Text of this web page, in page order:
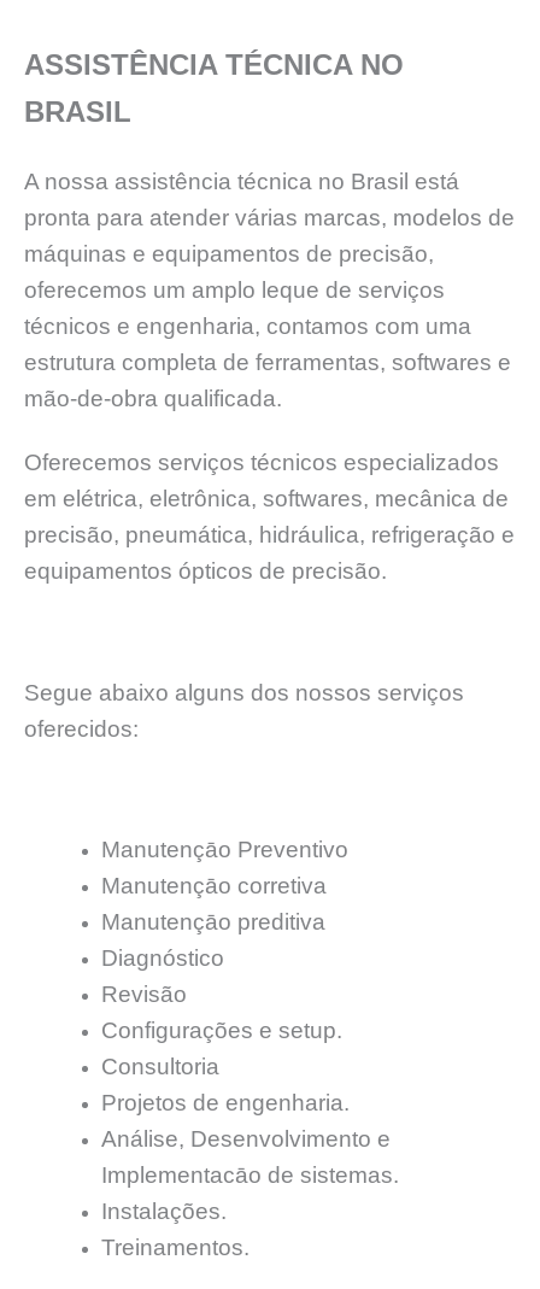
ASSISTÊNCIA TÉCNICA NO
BRASIL
A nossa assistência técnica no Brasil está
pronta para atender várias marcas, modelos de
máquinas e equipamentos de precisão,
oferecemos um amplo leque de serviços
técnicos e engenharia, contamos com uma
estrutura completa de ferramentas, softwares e
mão-de-obra qualificada.
Oferecemos serviços técnicos especializados
em elétrica, eletrônica, softwares, mecânica de
precisão, pneumática, hidráulica, refrigeração e
equipamentos ópticos de precisão.
Segue abaixo alguns dos nossos serviços
oferecidos:
Manutençāo Preventivo
Manutençāo corretiva
Manutençāo preditiva
Diagnóstico
Revisão
Configurações e setup.
Consultoria
Projetos de engenharia.
Análise, Desenvolvimento e
Implementacāo de sistemas.
Instalações.
Treinamentos.